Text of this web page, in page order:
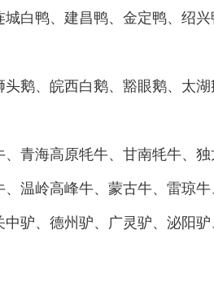
鸭、建昌鸭、金定鸭、绍兴
、皖西白鹅、豁眼鹅、太湖
海高原牦牛、甘南牦牛、独
温岭高峰牛、蒙古牛、雷琼
驴、德州驴、广灵驴、泌阳